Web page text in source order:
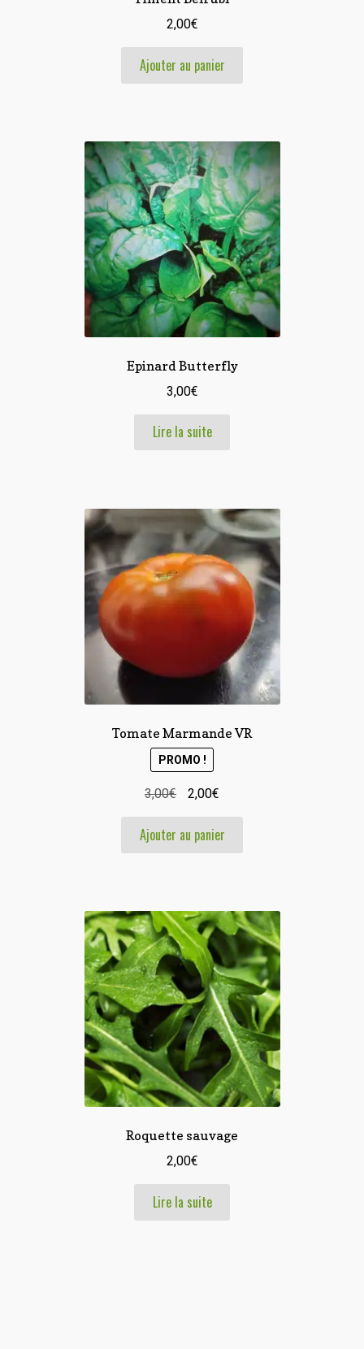
2,00€
Ajouter au panier
Epinard Butterfly
3,00€
Lire la suite
Tomate Marmande VR
PROMO !
3,00€
Le
prix
initial
était :
2,00€Le
prix
actuel
est :
Ajouter au panier
Roquette sauvage
2,00€
Lire la suite